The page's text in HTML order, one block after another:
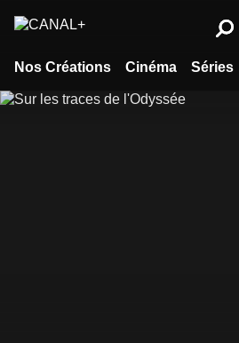
Nos Créations Cinéma Séries